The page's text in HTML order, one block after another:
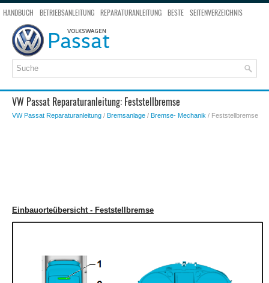
HANDBUCH BETRIEBSANLEITUNG REPARATURANLEITUNG BESTE
SEITENVERZEICHNIS
SEITENSUCHE
VW Passat Reparaturanleitung: Feststellbremse
VW Passat Reparaturanleitung / Bremsanlage / Bremse- Mechanik / Feststellbremse
Einbauorteübersicht - Feststellbremse